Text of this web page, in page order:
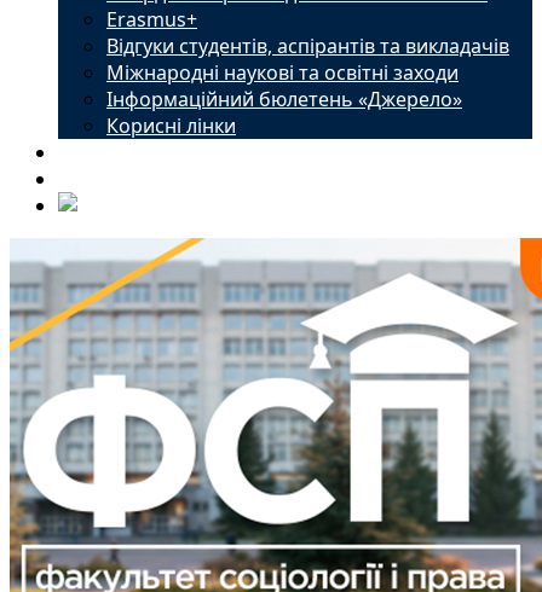
Erasmus+
Відгуки студентів, аспірантів та викладачів
Міжнародні наукові та освітні заходи
Інформаційний бюлетень «Джерело»
Корисні лінки